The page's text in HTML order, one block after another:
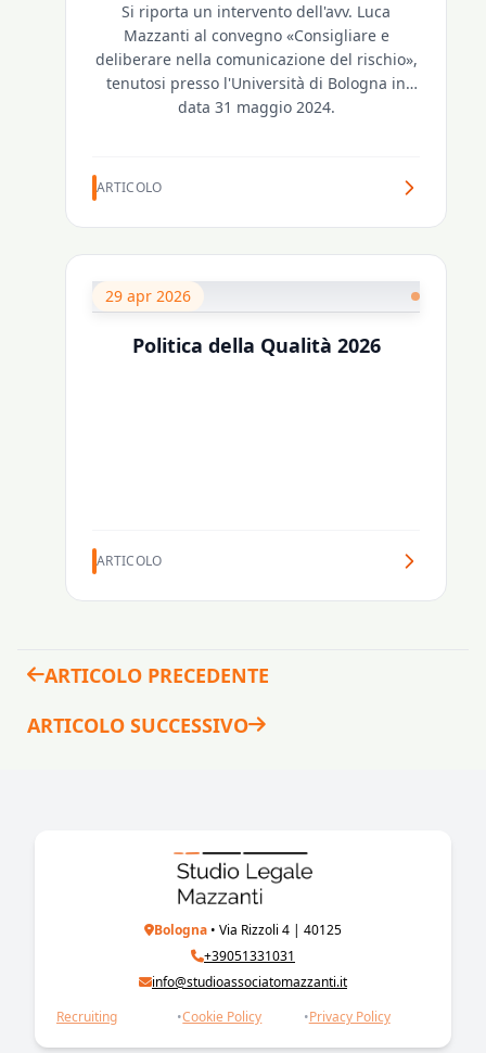
Si riporta un intervento dell'avv. Luca
Mazzanti al convegno «Consigliare e
deliberare nella comunicazione del rischio»,
tenutosi presso l'Università di Bologna in
data 31 maggio 2024.
ARTICOLO
29 apr 2026
Politica della Qualità 2026
ARTICOLO
ARTICOLO PRECEDENTE
ARTICOLO SUCCESSIVO
Bologna • Via Rizzoli 4 | 40125
+39051331031
info@studioassociatomazzanti.it
Recruiting
•Cookie Policy •Privacy Policy